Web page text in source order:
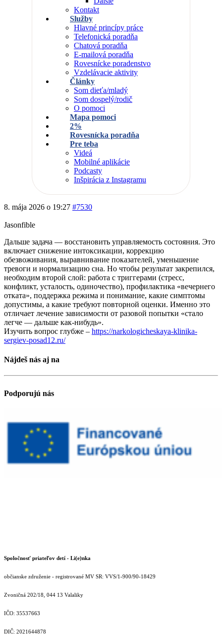
Kontakt
Služby
Hlavné princípy práce
Telefonická poradňa
Chatová poradňa
E-mailová poradňa
Rovesnícke poradenstvo
Vzdelávacie aktivity
Články
Som dieťa/mladý
Som dospelý/rodič
O pomoci
Mapa pomoci
2%
Rovesnícka poradňa
Pre teba
Videá
Mobilné aplikácie
Podcasty
Inšpirácia z Instagramu
8. mája 2026 o 19:27 #7530
Jasonfible
Дальше задача — восстановить управляемость состояния. Это
включает снижение интоксикации, коррекцию
обезвоживания, выравнивание показателей, уменьшение
тревоги и нормализацию сна. Но чтобы результат закрепился,
необходим второй слой: работа с триггерами (стресс,
конфликт, усталость, одиночество), профилактика «вечернего
отката», поддержка режима и понимание, какие симптомы
допустимы, а какие требуют повторной оценки. Именно это
отличает лечение зависимости от разовой попытки «стало
легче — дальше как-нибудь».
Изучить вопрос глубже – https://narkologicheskaya-klinika-
sergiev-posad12.ru/
Nájdeš nás aj na
Podporujú nás
Spoločnosť priateľov detí - Li(e)nka
občianske združenie - registrované MV SR: VVS/1-900/90-18429
Zvoničná 202/18, 044 13 Valaliky
IČO: 35537663
DIČ: 2021644878